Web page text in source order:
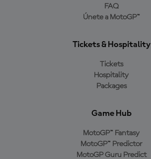
FAQ
Únete a MotoGP™
Tickets & Hospitality
Tickets
Hospitality
Packages
Game Hub
MotoGP™ Fantasy
MotoGP™ Predictor
MotoGP Guru Predict